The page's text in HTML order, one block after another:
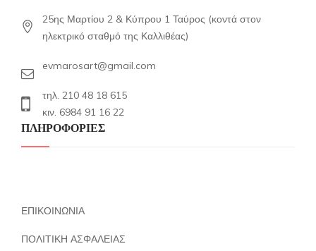
25ης Μαρτίου 2 & Κύπρου 1 Ταύρος (κοντά στον
ηλεκτρικό σταθμό της Καλλιθέας)
evmarosart@gmail.com
τηλ. 210 48 18 615
κιν. 6984 91 16 22
ΠΛΗΡΟΦΟΡΙΕΣ
ΕΠΙΚΟΙΝΩΝΙΑ
ΠΟΛΙΤΙΚΗ ΑΣΦΑΛΕΙΑΣ